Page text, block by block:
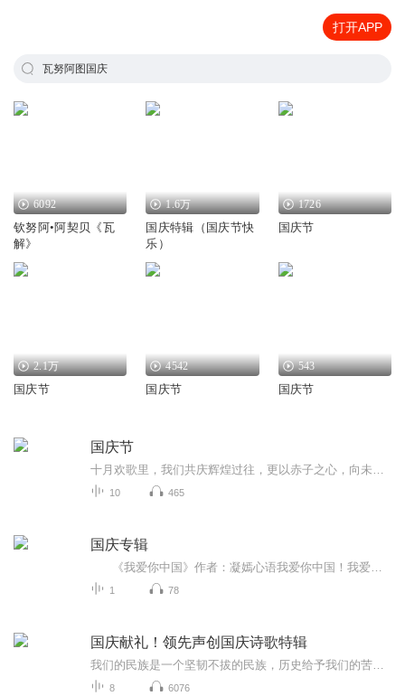
打开APP
瓦努阿图国庆
6092
钦努阿•阿契贝《瓦
解》
1.6万
国庆特辑（国庆节快
乐）
1726
国庆节
2.1万
国庆节
4542
国庆节
543
国庆节
国庆节
10 465
国庆专辑
1 78
国庆献礼！领先声创国庆诗歌特辑
8 6076